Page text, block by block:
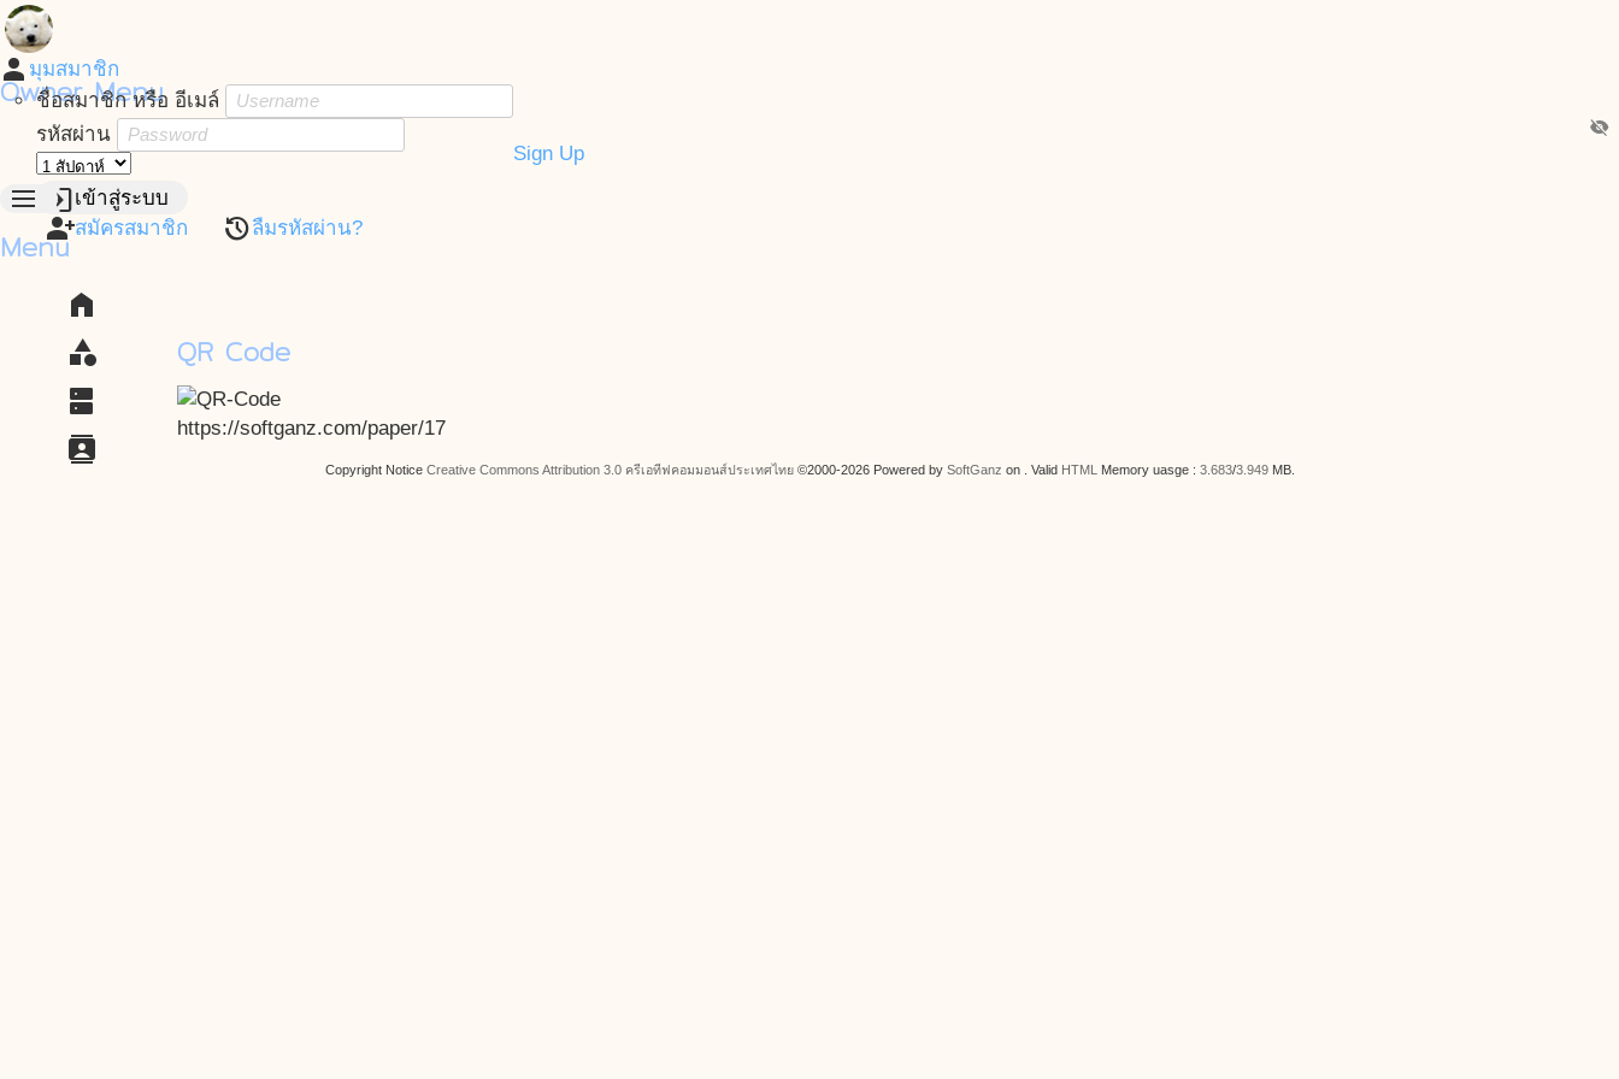
Owner Menu
person มุมสมาชิก
ชื่อสมาชิก หรือ อีเมล์
รหัสผ่าน
visibility_off
loginเข้าสู่ระบบ
person_addสมัครสมาชิก restoreลืมรหัสผ่าน?
Sign Up
menu
Menu
home
category
dns
contacts
QR Code
https://softganz.com/paper/17
Copyright Notice Creative Commons Attribution 3.0 ครีเอทีฟคอมมอนส์ประเทศไทย©2000-2026 Powered by SoftGanz on . Valid HTML Memory uasge : 3.683/3.949MB.